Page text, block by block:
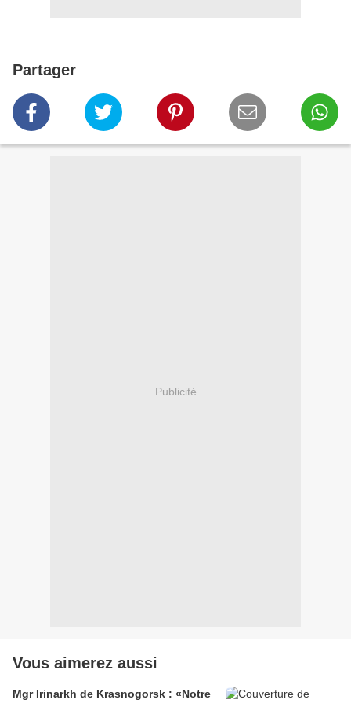
Partager
Publicité
Vous aimerez aussi
Mgr Irinarkh de Krasnogorsk : «Notre